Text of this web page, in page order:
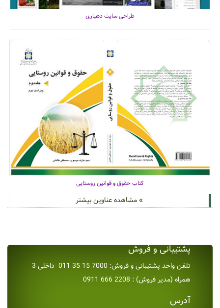
طراحی سایت دهیاری
کتاب حقوق و قوانین روستایی
» مشاهده عناوین بیشتر
پشتیبانی و فروش
تلفن واحد پشتیبانی و فروش: 7000 15 35 011 داخلی 3
همراه (مدیر فروش) : 2208 666 0911
آدرس